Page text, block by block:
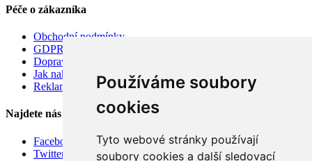
Používáme soubory
cookies
Tyto webové stránky používají
soubory cookies a další sledovací
Péče o zákazníka
Obchodní podmínky
GDPR
Doprava
Jak nakupovat
Reklamace
Najdete nás
Facebook
Twitter